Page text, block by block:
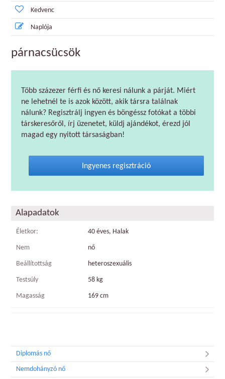
Kedvenc
Naplója
párnacsücsök
Több százezer férfi és nő keresi nálunk a párját. Miért
ne lehetnél te is azok között, akik társra találnak
nálunk? Regisztrálj ingyen és böngéssz fotókat a többi
társkeresőről, írj üzenetet, küldj ajándékot, érezd jól
magad egy nyitott társaságban!
Ingyenes regisztráció
Alapadatok
Életkor: 40 éves, Halak
Nem nő
Beállítottság heteroszexuális
Testsúly 58 kg
Magasság 169 cm
Diplomás nő
Nemdohányzó nő